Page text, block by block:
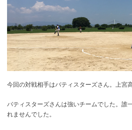
今回の対戦相手はバティスターズさん。上宮
バティスターズさんは強いチームでした。誰
れませんでした。